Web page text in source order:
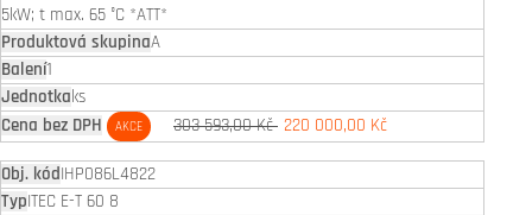
5kW; t max. 65 °C *ATT*
A
1
ks
AKCE 303 593,00 Kč 220 000,00 Kč
IHP086L4822
ITEC E-T 60 8